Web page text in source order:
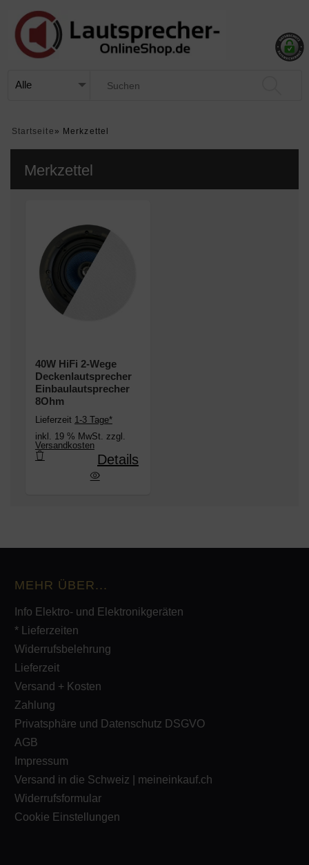
Startseite » Merkzettel
Merkzettel
40W HiFi 2-Wege
Deckenlautsprecher
Einbaulautsprecher
8Ohm
Lieferzeit 1-3 Tage*
inkl. 19 % MwSt. zzgl.
Versandkosten
Deckenlautsprecher Einbaulautsprecher 8Ohm
Details
MEHR ÜBER...
Info Elektro- und Elektronikgeräten
* Lieferzeiten
Widerrufsbelehrung
Lieferzeit
Versand + Kosten
Zahlung
Privatsphäre und Datenschutz DSGVO
AGB
Impressum
Versand in die Schweiz | meineinkauf.ch
Widerrufsformular
Cookie Einstellungen